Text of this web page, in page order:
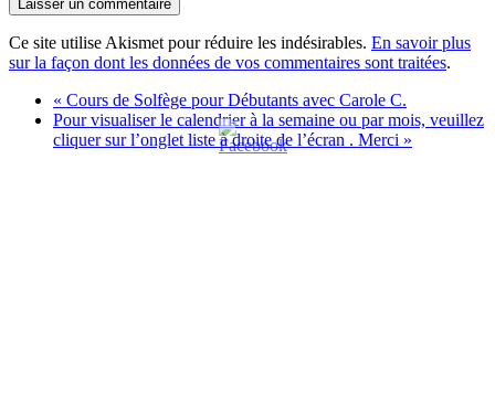
Ce site utilise Akismet pour réduire les indésirables. En savoir plus
sur la façon dont les données de vos commentaires sont traitées.
« Cours de Solfège pour Débutants avec Carole C.
Pour visualiser le calendrier à la semaine ou par mois, veuillez
cliquer sur l’onglet liste à droite de l’écran . Merci »